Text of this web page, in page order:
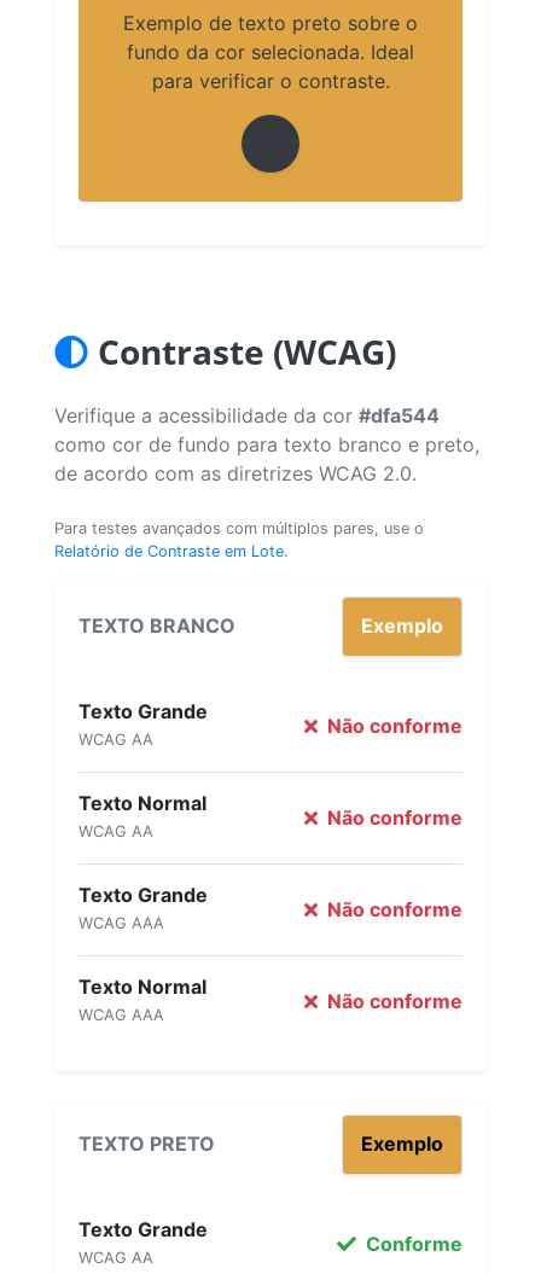
Exemplo de texto preto sobre o
fundo da cor selecionada. Ideal
para verificar o contraste.
Contraste (WCAG)
Verifique a acessibilidade da cor #dfa544
como cor de fundo para texto branco e preto,
de acordo com as diretrizes WCAG 2.0.
Para testes avançados com múltiplos pares, use o
Relatório de Contraste em Lote.
TEXTO BRANCO Exemplo
Texto Grande
WCAG AA
Não conforme
Texto Normal
WCAG AA
Não conforme
Texto Grande
WCAG AAA
Não conforme
Texto Normal
WCAG AAA
Não conforme
TEXTO PRETO Exemplo
Texto Grande
WCAG AA
Conforme